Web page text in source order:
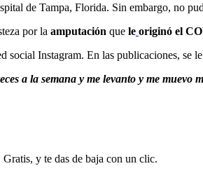
de Tampa, Florida. Sin embargo, no
por la amputación que le originó el
Instagram. En las publicaciones, se
a la semana y me levanto y me muevo
y te das de baja con un clic.